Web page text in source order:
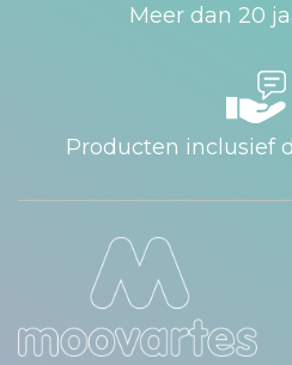
Meer dan 20
Producten inclusief